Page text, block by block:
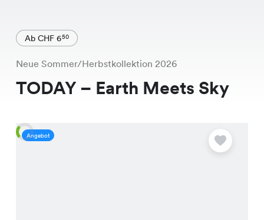
Ab CHF 650
Neue Sommer/Herbstkollektion 2026
TODAY – Earth Meets Sky
Angebot